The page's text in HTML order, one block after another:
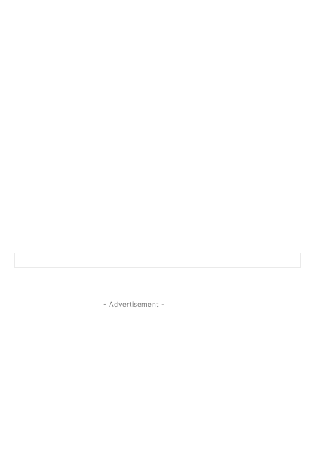
- Advertisement -